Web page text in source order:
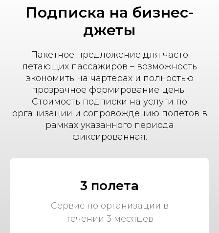
Подписка на бизнес-
джеты
Пакетное предложение для часто
летающих пассажиров – возможность
экономить на чартерах и полностью
прозрачное формирование цены.
Стоимость подписки на услуги по
организации и сопровождению полетов в
рамках указанного периода
фиксированная.
3 полета
Сервис по организации в
течении 3 месяцев